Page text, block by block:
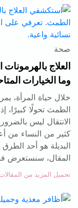
صحة
وما الخيارات
خلال حياة المرأة،
الطمث تحولًا كبيرًا، إذ
الانتقال ليس
كثير من النساء من
البديلة هو أحد الطرق
المقال، سنستعرض
تحميل المزيد من المقالات